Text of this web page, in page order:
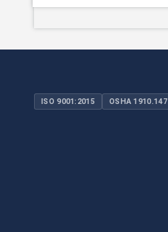
ISO 9001:2015 OSHA 1910.147